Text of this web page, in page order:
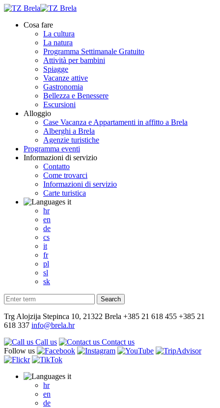
Cosa fare
La cultura
La natura
Programma Settimanale Gratuito
Attività per bambini
Spiagge
Vacanze attive
Gastronomia
Bellezza e Benessere
Escursioni
Alloggio
Case Vacanza e Appartamenti in affitto ​​a Brela
Alberghi a Brela
Agenzie turistiche
Programma eventi
Informazioni di servizio
Contatto
Come trovarci
Informazioni di servizio
Carte turistica
it
hr
en
de
cs
it
fr
pl
sl
sk
Trg Alojzija Stepinca 10, 21322 Brela +385 21 618 455 +385 21
618 337 info@brela.hr
Call us
Contact us
Follow us
it
hr
en
de